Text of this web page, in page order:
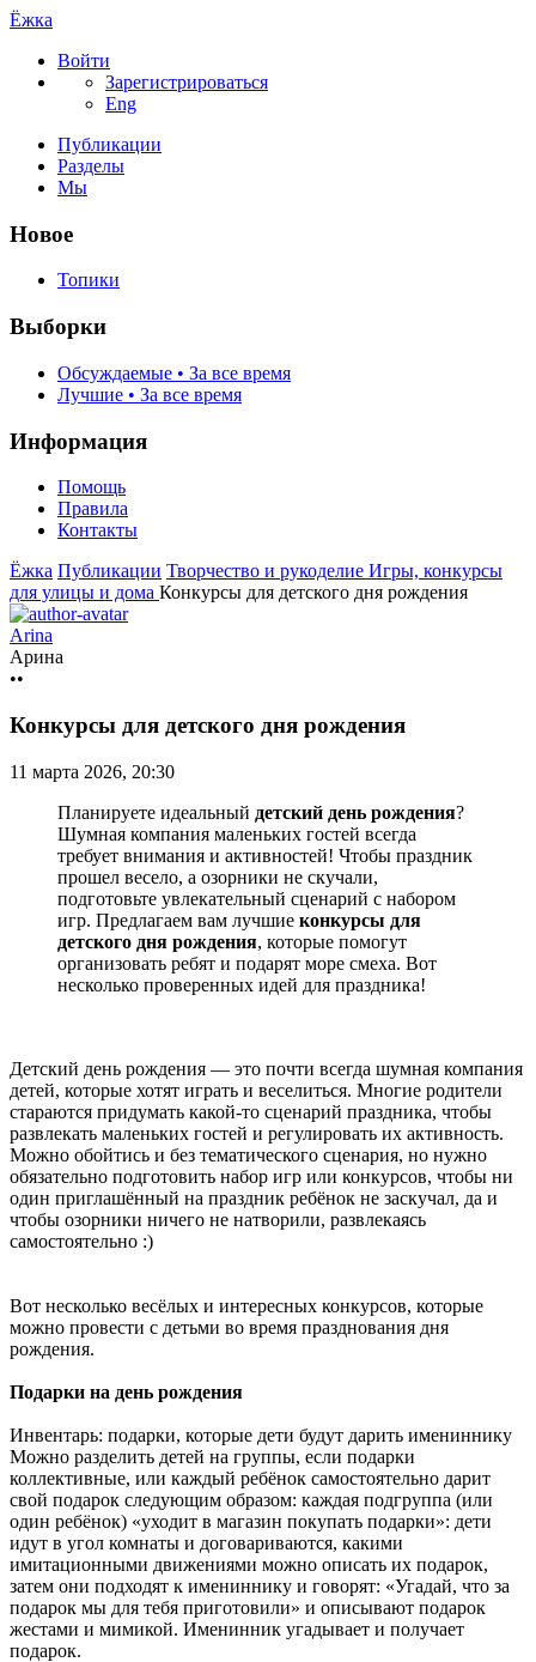
Ёжка
Войти
Зарегистрироваться
Eng
Публикации
Разделы
Мы
Новое
Топики
Выборки
Обсуждаемые • За все время
Лучшие • За все время
Информация
Помощь
Правила
Контакты
Ёжка Публикации Творчество и рукоделие Игры, конкурсы
для улицы и дома Конкурсы для детского дня рождения
Arina
Арина
••
Конкурсы для детского дня рождения
11 марта 2026, 20:30
Планируете идеальный детский день рождения?
Шумная компания маленьких гостей всегда
требует внимания и активностей! Чтобы праздник
прошел весело, а озорники не скучали,
подготовьте увлекательный сценарий с набором
игр. Предлагаем вам лучшие конкурсы для
детского дня рождения, которые помогут
организовать ребят и подарят море смеха. Вот
несколько проверенных идей для праздника!
Детский день рождения — это почти всегда шумная компания
детей, которые хотят играть и веселиться. Многие родители
стараются придумать какой-то сценарий праздника, чтобы
развлекать маленьких гостей и регулировать их активность.
Можно обойтись и без тематического сценария, но нужно
обязательно подготовить набор игр или конкурсов, чтобы ни
один приглашённый на праздник ребёнок не заскучал, да и
чтобы озорники ничего не натворили, развлекаясь
самостоятельно :)
Вот несколько весёлых и интересных конкурсов, которые
можно провести с детьми во время празднования дня
рождения.
Подарки на день рождения
Инвентарь: подарки, которые дети будут дарить имениннику
Можно разделить детей на группы, если подарки
коллективные, или каждый ребёнок самостоятельно дарит
свой подарок следующим образом: каждая подгруппа (или
один ребёнок) «уходит в магазин покупать подарки»: дети
идут в угол комнаты и договариваются, какими
имитационными движениями можно описать их подарок,
затем они подходят к имениннику и говорят: «Угадай, что за
подарок мы для тебя приготовили» и описывают подарок
жестами и мимикой. Именинник угадывает и получает
подарок.